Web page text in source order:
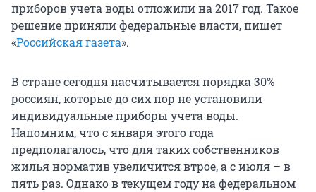
приборов учета воды отложили на 2017 год. Такое
решение приняли федеральные власти, пишет
«Российская газета».
В стране сегодня насчитывается порядка 30%
россиян, которые до сих пор не установили
индивидуальные приборы учета воды.
Напомним, что с января этого года
предполагалось, что для таких собственников
жилья норматив увеличится втрое, а с июля – в
пять раз. Однако в текущем году на федеральном